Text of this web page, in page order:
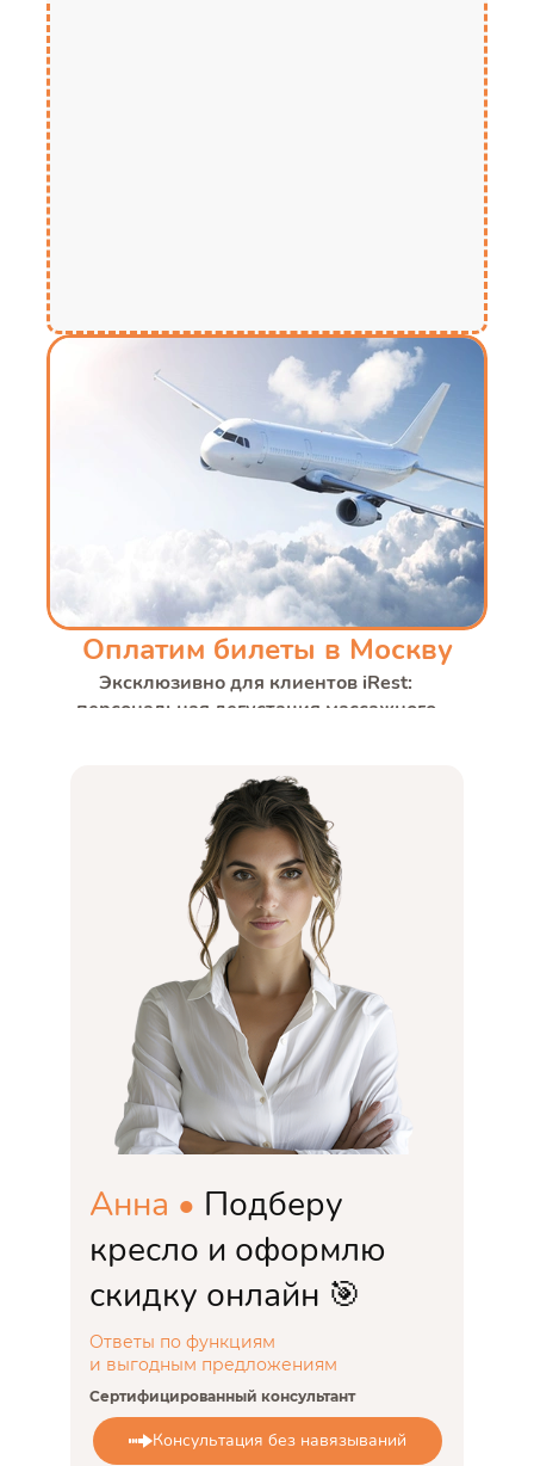
Оплатим билеты в Москву
Эксклюзивно для клиентов iRest:
персональная дегустация массажного
При покупке массажного кресла
компенсируем транспорт и такси.
Индивидуальное обслуживание и
приоритетные условия — по
предварительной записи.
Подробнее об услуге
Анна • Подберу
кресло и оформлю
скидку онлайн 🎯
Ответы по функциям
и выгодным предложениям
Сертифицированный консультант
Консультация без навязываний